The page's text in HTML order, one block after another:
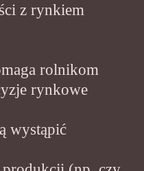
z rynkiem
rolnikom
rynkowe
wystąpić